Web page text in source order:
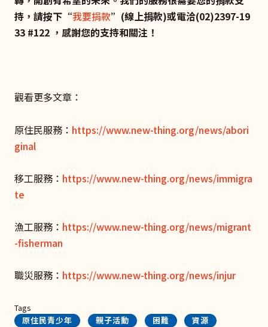
持，請按下“我要捐款”(線上捐款)或電洽(02)2397-19
33 #122 ，感謝您的支持和關注！
觀看更多文章：
原住民服務： https://www.new-thing.org/news/abori
ginal
移工服務： https://www.new-thing.org/news/immigra
te
漁工服務： https://www.new-thing.org/news/migrant
-fisherman
職災服務： https://www.new-thing.org/news/injur
Tags
原住民青少年
親子活動 困難
資源